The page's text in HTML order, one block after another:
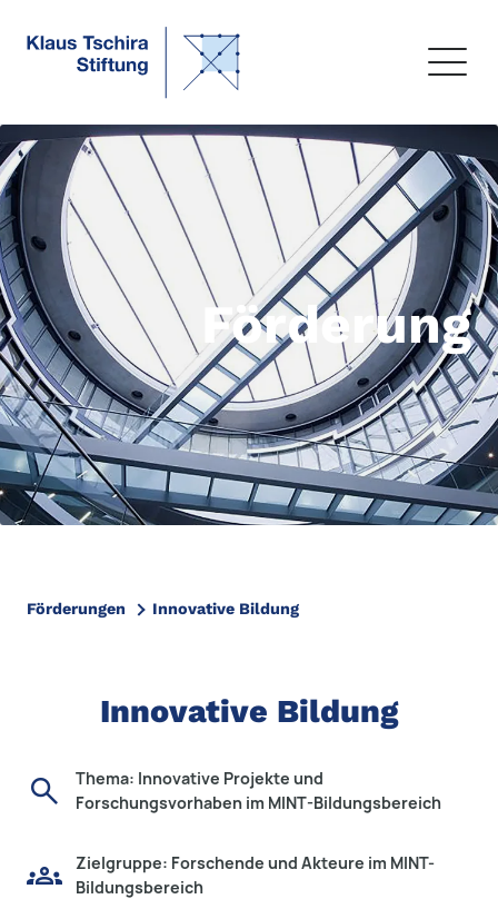
Förderung
Förderungen Innovative Bildung
Innovative Bildung
search
Thema: Innovative Projekte und
Forschungsvorhaben im MINT-Bildungsbereich
groups
Zielgruppe: Forschende und Akteure im MINT-
Bildungsbereich